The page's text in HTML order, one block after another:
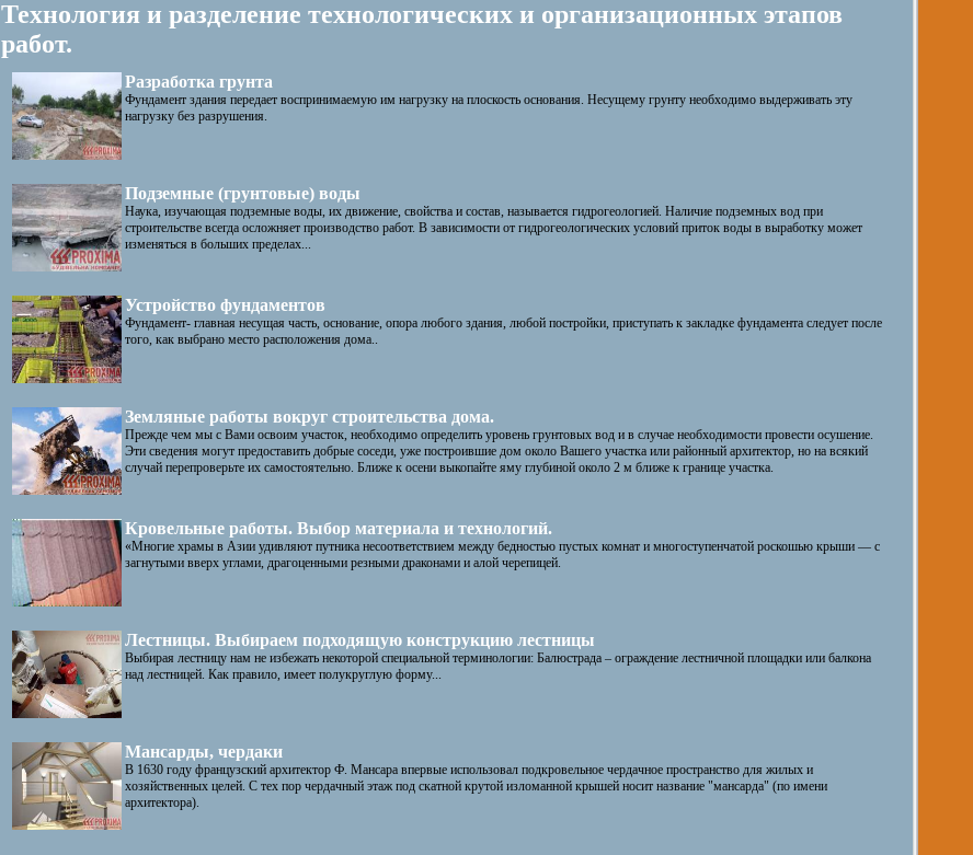
Технология и разделение технологических и организационных этапов
работ.
Разработка грунта
Фундамент здания передает воспринимаемую им нагрузку на плоскость основания. Несущему грунту необходимо выдерживать эту
нагрузку без разрушения.
Подземные (грунтовые) воды
Наука, изучающая подземные воды, их движение, свойства и состав, называется гидрогеологией. Наличие подземных вод при
строительстве всегда осложняет производство работ. В зависимости от гидрогеологических условий приток воды в выработку может
изменяться в больших пределах...
Устройство фундаментов
Фундамент- главная несущая часть, основание, опора любого здания, любой постройки, приступать к закладке фундамента следует после
того, как выбрано место расположения дома..
Земляные работы вокруг строительства дома.
Прежде чем мы с Вами освоим участок, необходимо определить уровень грунтовых вод и в случае необходимости провести осушение.
Эти сведения могут предоставить добрые соседи, уже построившие дом около Вашего участка или районный архитектор, но на всякий
случай перепроверьте их самостоятельно. Ближе к осени выкопайте яму глубиной около 2 м ближе к границе участка.
Кровельные работы. Выбор материала и технологий.
«Многие храмы в Азии удивляют путника несоответствием между бедностью пустых комнат и многоступенчатой роскошью крыши — с
загнутыми вверх углами, драгоценными резными драконами и алой черепицей.
Лестницы. Выбираем подходящую конструкцию лестницы
Выбирая лестницу нам не избежать некоторой специальной терминологии: Балюстрада – ограждение лестничной площадки или балкона
над лестницей. Как правило, имеет полукруглую форму...
Мансарды, чердаки
В 1630 году французский архитектор Ф. Мансара впервые использовал подкровельное чердачное пространство для жилых и
хозяйственных целей. С тех пор чердачный этаж под скатной крутой изломанной крышей носит название "мансарда" (по имени
архитектора).